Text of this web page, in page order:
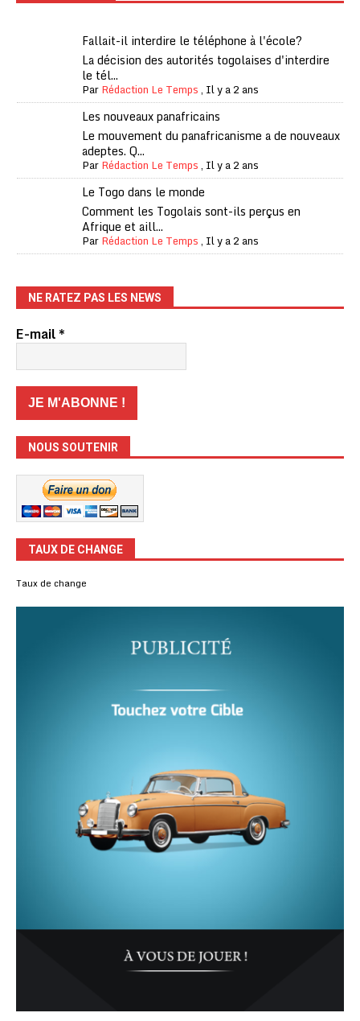
Fallait-il interdire le téléphone à l'école?
La décision des autorités togolaises d'interdire
le tél...
ParRédaction Le Temps, Il y a 2 ans
Les nouveaux panafricains
Le mouvement du panafricanisme a de nouveaux
adeptes. Q...
ParRédaction Le Temps, Il y a 2 ans
Le Togo dans le monde
Comment les Togolais sont-ils perçus en
Afrique et aill...
ParRédaction Le Temps, Il y a 2 ans
NE RATEZ PAS LES NEWS
E-mail*
NOUS SOUTENIR
TAUX DE CHANGE
Taux de change